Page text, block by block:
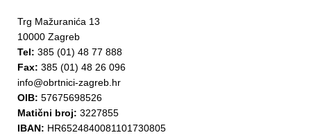
Trg Mažuranića 13
10000 Zagreb
Tel: 385 (01) 48 77 888
Fax: 385 (01) 48 26 096
info@obrtnici-zagreb.hr
OIB: 57675698526
Matični broj: 3227855
IBAN: HR6524840081101730805